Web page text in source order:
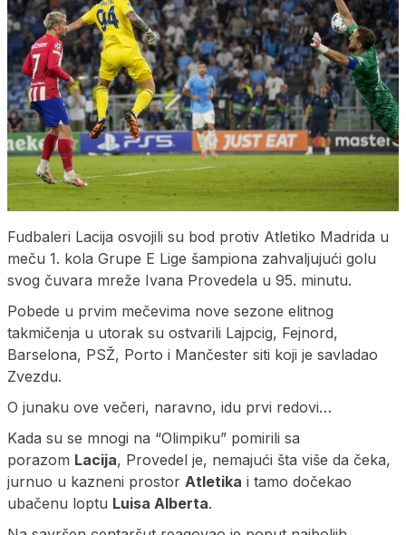
Fudbaleri Lacija osvojili su bod protiv Atletiko Madrida u
meču 1. kola Grupe E Lige šampiona zahvaljujući golu
svog čuvara mreže Ivana Provedela u 95. minutu.
Pobede u prvim mečevima nove sezone elitnog
takmičenja u utorak su ostvarili Lajpcig, Fejnord,
Barselona, PSŽ, Porto i Mančester siti koji je savladao
Zvezdu.
O junaku ove večeri, naravno, idu prvi redovi…
Kada su se mnogi na “Olimpiku” pomirili sa
porazom Lacija, Provedel je, nemajući šta više da čeka,
jurnuo u kazneni prostor Atletika i tamo dočekao
ubačenu loptu Luisa Alberta.